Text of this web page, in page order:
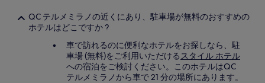
QC テルメミラノの近くにあり、駐車場が無料のおすすめの
ホテルはどこですか ?
車で訪れるのに便利なホテルをお探しなら、駐
車場 (無料)をご利用いただけるスタイル ホテル
への宿泊をご検討ください。このホテルはQC
テルメミラノから車で 21 分の場所にあります。